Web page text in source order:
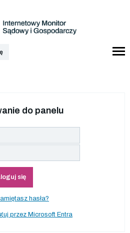
do panelu
się
hasła?
przez Microsoft Entra